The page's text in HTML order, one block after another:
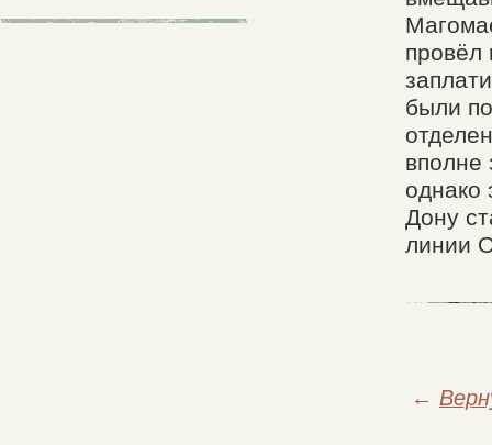
провёл
были
вполне
однако
Дону
линии
←